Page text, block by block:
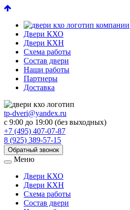
Двери КХО
Двери КХН
Схема работы
Состав двери
Наши работы
Партнеры
Доставка
tp-dveri@yandex.ru
с 9:00 до 19:00 (без выходных)
+7 (495) 407-07-87
8 (925) 389-57-15
Обратный звонок
Меню
Двери КХО
Двери КХН
Схема работы
Состав двери